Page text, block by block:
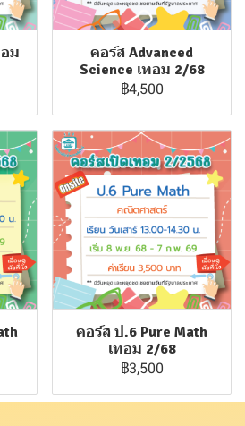
ม
คอร์ส Advanced
Science เทอม 2/68
฿4,500
คอร์ส ป.6 Pure Math
เทอม 2/68
฿3,500